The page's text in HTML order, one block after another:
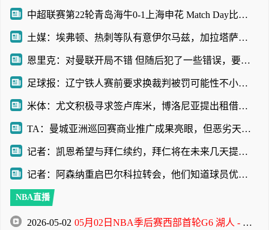
中超联赛第22轮青岛海牛0-1上海申花 Match Day比赛日纪实
土媒：埃弗顿、热刺等队有意伊尔马兹，加拉塔萨雷至少要5000万欧
恩里克：对曼联开局不错 但随后犯了一些错误，要准备欧超杯了
足球报：辽宁铁人赛前要求换裁判被罚可能性不小，足协非常不满
米体：尤文积极寻求签卢库米，博洛尼亚提出租借库普梅纳斯交换
TA：曼城亚洲巡回赛商业推广成果亮眼，但恶劣天气限制了球队磨合
记者：凯恩希望与拜仁续约，拜仁将在未来几天提交报价
记者：阿森纳重启巴尔科拉转会，他们知道球员优先考虑利物浦
NBA直播
2026-05-02 05月02日NBA季后赛西部首轮G6 湖人 - 火箭 全场录像